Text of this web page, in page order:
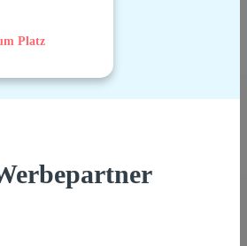
Platz